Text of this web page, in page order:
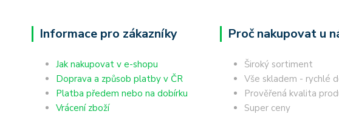
Informace pro zákazníky
Jak nakupovat v e-shopu
Doprava a způsob platby v ČR
Platba předem nebo na dobírku
Vrácení zboží
Proč nakupovat u
Široký sortiment
Vše skladem - rychlé
Prověřená kvalita
Super ceny